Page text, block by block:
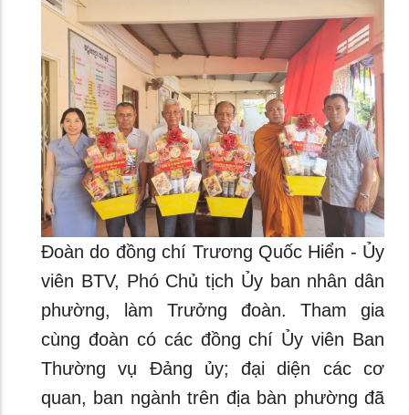
Đoàn do đồng chí Trương Quốc Hiển - Ủy
viên BTV, Phó Chủ tịch Ủy ban nhân dân
phường, làm Trưởng đoàn. Tham gia
cùng đoàn có các đồng chí Ủy viên Ban
Thường vụ Đảng ủy; đại diện các cơ
quan, ban ngành trên địa bàn phường đã